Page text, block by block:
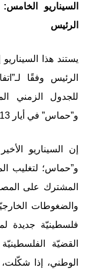
السيناريو
الرئيس
يستند هذا
الرئيس وفقًا
للجدول الزمني
و”حماس” في أيار 2013.
إن السيناريو
و”حماس؛ لتغليب
المشترك على
والضغوطات
فلسطينيّة جديدة
القضيّة
الوطني، إذا